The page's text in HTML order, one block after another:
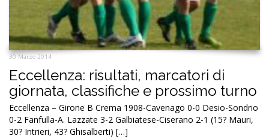
30 Marzo 2014
Eccellenza: risultati, marcatori di
giornata, classifiche e prossimo turno
Eccellenza – Girone B Crema 1908-Cavenago 0-0 Desio-Sondrio
0-2 Fanfulla-A. Lazzate 3-2 Galbiatese-Ciserano 2-1 (15? Mauri,
30? Intrieri, 43? Ghisalberti) […]